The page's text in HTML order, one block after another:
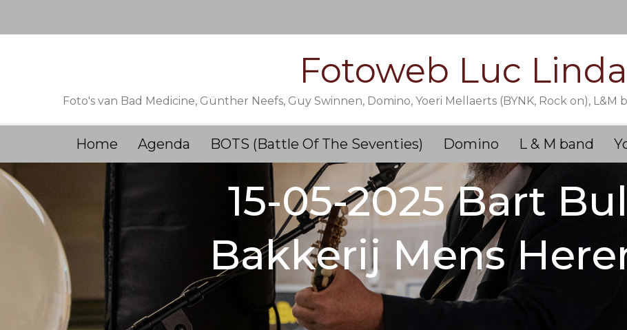
Fotoweb Luc Linda
Foto's van Bad Medicine, Günther Neefs, Guy Swinnen, Domino, Yoeri Mellaerts (BYNK, Rock on),
Home Agenda BOTS (Battle Of The Seventies) Domino L & M band
15-05-2025 Bart
Bakkerij Mens